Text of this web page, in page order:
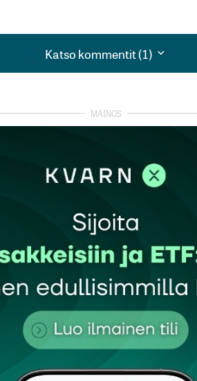
Katso kommentit (1)
Katso kommentit (1)
nousevat paljon tuossa
kirjautua sisään
Pakolliset kentät on merkitty*